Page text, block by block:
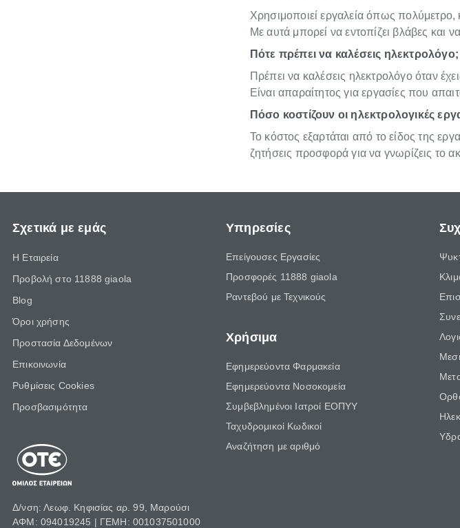
Χρησιμοποιεί εργαλεία όπως πολύμετρο,
Με αυτά μπορεί να εντοπίζει βλάβες και
Πότε πρέπει να καλέσεις ηλεκτρολόγο;
Πρέπει να καλέσεις ηλεκτρολόγο όταν
Είναι απαραίτητος για εργασίες που
Πόσο κοστίζουν οι ηλεκτρολογικές
Το κόστος εξαρτάται από το είδος της
ζητήσεις προσφορά για να γνωρίζεις το
Σχετικά με εμάς
Η Εταιρεία
Προβολή στο 11888 giaola
Blog
Όροι χρήσης
Προστασία Δεδομένων
Επικοινωνία
Ρυθμίσεις Cookies
Προσβασιμότητα
Δ/νση: Λεωφ. Κηφισίας αρ. 99, Μαρούσι
ΑΦΜ: 094019245 | ΓΕΜΗ: 001037501000
Υπηρεσίες
Επείγουσες Εργασίες
Προσφορές 11888 giaola
Ραντεβού με Τεχνικούς
Χρήσιμα
Εφημερεύοντα Φαρμακεία
Εφημερεύοντα Νοσοκομεία
Συμβεβλημένοι Ιατροί ΕΟΠΥΥ
Ταχυδρομικοί Κωδικοί
Αναζήτηση με αριθμό